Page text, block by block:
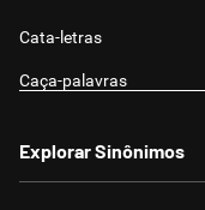
Cata-letras
Caça-palavras
Explorar Sinônimos